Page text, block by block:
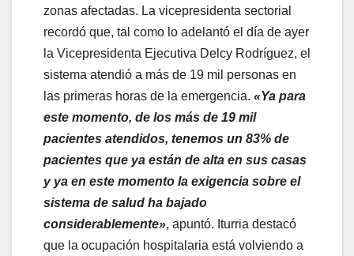
zonas afectadas. La vicepresidenta sectorial
recordó que, tal como lo adelantó el día de ayer
la Vicepresidenta Ejecutiva Delcy Rodríguez, el
sistema atendió a más de 19 mil personas en
las primeras horas de la emergencia. «Ya para
este momento, de los más de 19 mil
pacientes atendidos, tenemos un 83% de
pacientes que ya están de alta en sus casas
y ya en este momento la exigencia sobre el
sistema de salud ha bajado
considerablemente», apuntó. Iturria destacó
que la ocupación hospitalaria está volviendo a